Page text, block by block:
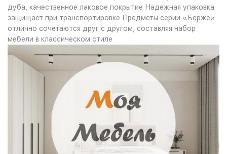
дуба, качественное лаковое покрытие Надежная упаковка
защищает при транспортировке Предметы серии «Берже»
отлично сочетаются друг с другом, составляя набор
мебели в классическом стиле